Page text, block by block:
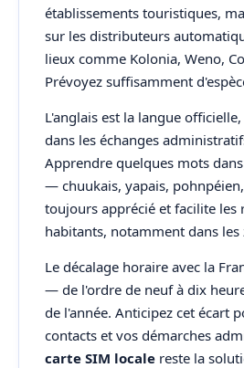
établissements touristiques,
sur les distributeurs
lieux comme Kolonia, Weno,
Prévoyez suffisamment
L'anglais est la langue
dans les échanges
Apprendre quelques mots
— chuukais, yapais,
toujours apprécié et facilite les
habitants, notamment dans les
Le décalage horaire avec la
— de l'ordre de neuf à dix
de l'année. Anticipez cet écart
contacts et vos démarches
carte SIM locale reste la